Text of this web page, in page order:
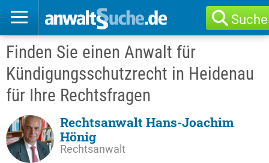
Suche
Finden Sie einen Anwalt für
Kündigungsschutzrecht in Heidenau
für Ihre Rechtsfragen
Rechtsanwalt Hans-Joachim
Hönig
Rechtsanwalt